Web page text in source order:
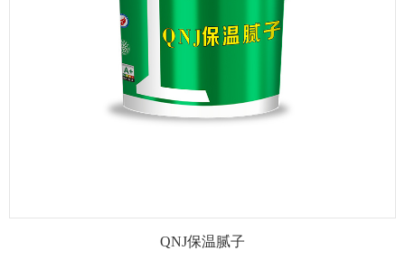
QNJ保温腻子